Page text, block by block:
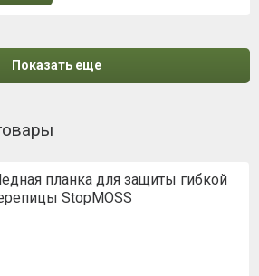
Показать еще
планка для защиты гибкой
StopMOSS